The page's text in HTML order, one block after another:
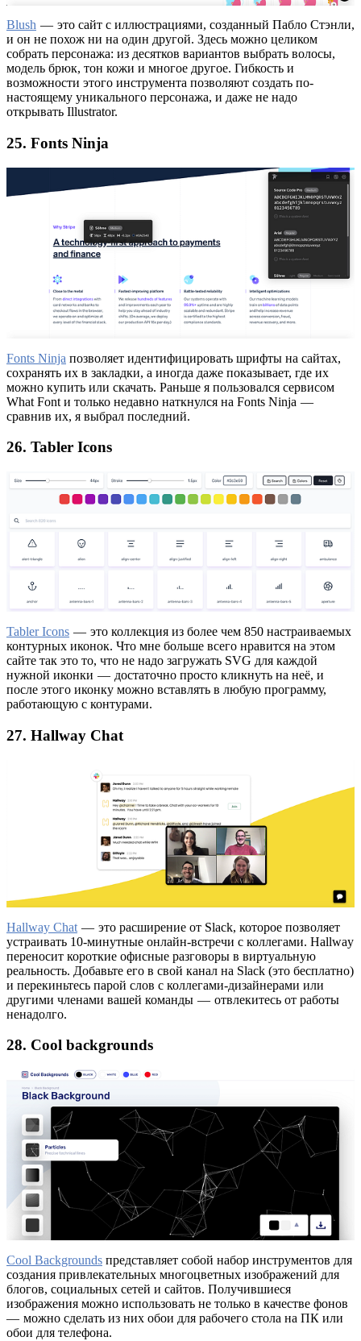
Blush — это сайт с иллюстрациями, созданный Пабло Стэнли,
и он не похож ни на один другой. Здесь можно целиком
собрать персонажа: из десятков вариантов выбрать волосы,
модель брюк, тон кожи и многое другое. Гибкость и
возможности этого инструмента позволяют создать по-
настоящему уникального персонажа, и даже не надо
открывать Illustrator.
25. Fonts Ninja
Fonts Ninja позволяет идентифицировать шрифты на сайтах,
сохранять их в закладки, а иногда даже показывает, где их
можно купить или скачать. Раньше я пользовался сервисом
What Font и только недавно наткнулся на Fonts Ninja —
сравнив их, я выбрал последний.
26. Tabler Icons
Tabler Icons — это коллекция из более чем 850 настраиваемых
контурных иконок. Что мне больше всего нравится на этом
сайте так это то, что не надо загружать SVG для каждой
нужной иконки — достаточно просто кликнуть на неё, и
после этого иконку можно вставлять в любую программу,
работающую с контурами.
27. Hallway Chat
Hallway Chat — это расширение от Slack, которое позволяет
устраивать 10-минутные онлайн-встречи с коллегами. Hallway
переносит короткие офисные разговоры в виртуальную
реальность. Добавьте его в свой канал на Slack (это бесплатно)
и перекиньтесь парой слов с коллегами-дизайнерами или
другими членами вашей команды — отвлекитесь от работы
ненадолго.
28. Cool backgrounds
Cool Backgrounds представляет собой набор инструментов для
создания привлекательных многоцветных изображений для
блогов, социальных сетей и сайтов. Получившиеся
изображения можно использовать не только в качестве фонов
— можно сделать из них обои для рабочего стола на ПК или
обои для телефона.